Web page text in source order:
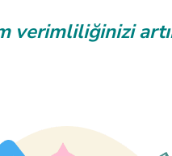
verimliliğinizi